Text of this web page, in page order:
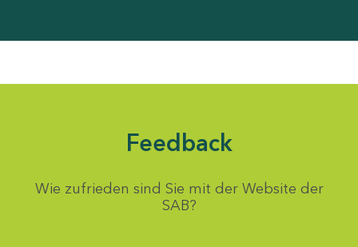
Feedback
Wie zufrieden sind Sie mit der Website der
SAB?